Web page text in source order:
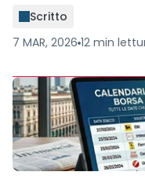
Scritto
7 MAR, 2026 12 min